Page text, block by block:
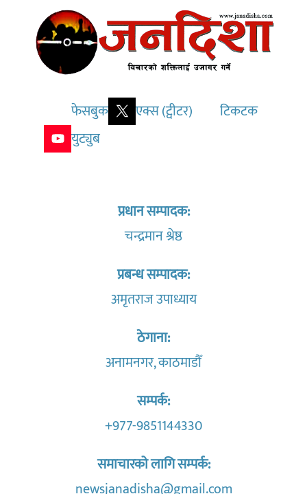
फेसबुक एक्स (ट्वीटर)
टिकटक
युट्युब
प्रधान सम्पादक:
चन्द्रमान श्रेष्ठ
प्रबन्ध सम्पादक:
अमृतराज उपाध्याय
ठेगाना:
अनामनगर, काठमाडौँ
सम्पर्क:
+977-9851144330
समाचारको लागि सम्पर्क:
newsjanadisha@gmail.com